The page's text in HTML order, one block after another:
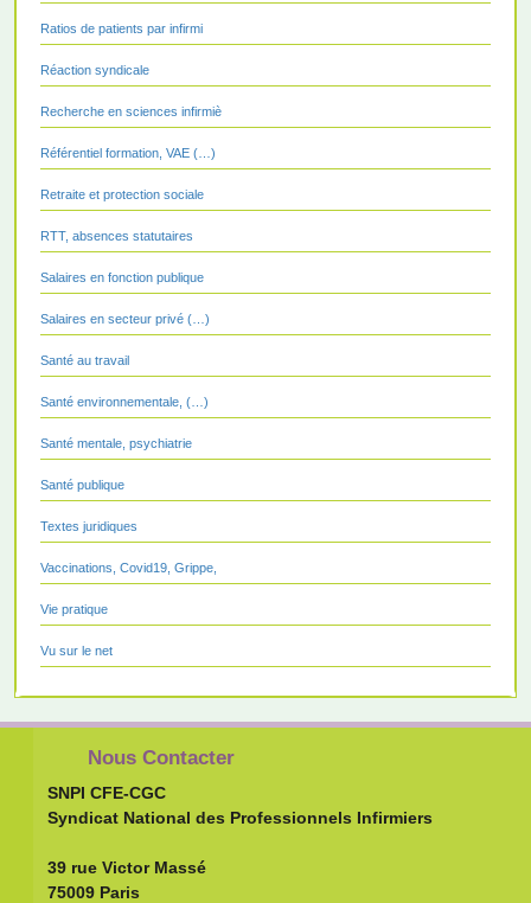
Ratios de patients par infirmi
Réaction syndicale
Recherche en sciences infirmiè
Référentiel formation, VAE (…)
Retraite et protection sociale
RTT, absences statutaires
Salaires en fonction publique
Salaires en secteur privé (…)
Santé au travail
Santé environnementale, (…)
Santé mentale, psychiatrie
Santé publique
Textes juridiques
Vaccinations, Covid19, Grippe,
Vie pratique
Vu sur le net
Nous Contacter
SNPI CFE-CGC
Syndicat National des Professionnels Infirmiers
39 rue Victor Massé
75009 Paris